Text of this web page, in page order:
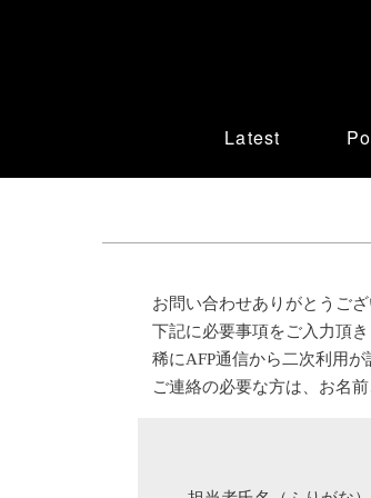
Latest
お問い合わせありがとうござ
下記に必要事項をご入力頂
稀にAFP通信から二次利用
ご連絡の必要な方は、お名